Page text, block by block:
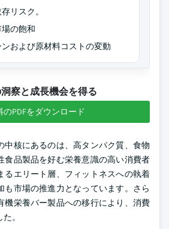
リスク。
の飽和
および原材料コストの変動
察と成長機会を得る
のPDFをダウンロード
中核にあるのは、高タンパク質、食物
食品製品を好む栄養意識の高い消費者
るエリート層、フィットネスへの執着
も市場の推進力となっています。さら
機栄養バー製品への移行により、消費
。